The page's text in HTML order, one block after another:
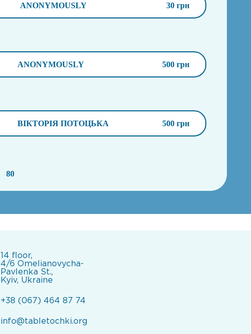
ANONYMOUSLY 30 грн
ANONYMOUSLY 500 грн
ВІКТОРІЯ ПОТОЦЬКА 500 грн
80
14 floor,
4/6 Omelianovycha-
Pavlenka St.,
Kyiv, Ukraine
+38 (067) 464 87 74
info@tabletochki.org